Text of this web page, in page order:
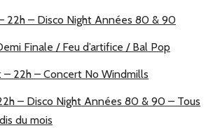
22h – Disco Night Années 80 & 90
Finale / Feu d’artifice / Bal Pop
– 22h – Concert No Windmills
– Disco Night Années 80 & 90 – Tous
du mois